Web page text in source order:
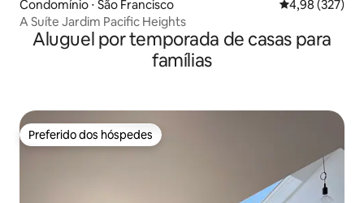
Condomínio ⋅ São Francisco 4,98 de uma
4,98 (327)
A Suíte Jardim Pacific Heights
Aluguel por temporada de casas para
famílias
Preferido dos hóspedes
Preferido dos hóspedes